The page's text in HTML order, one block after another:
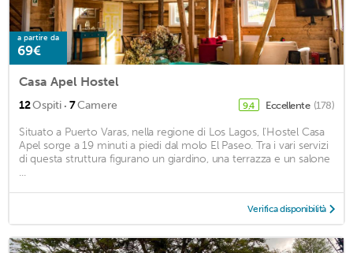
a partire da
69€
Casa Apel Hostel
12Ospiti · 7Camere 9,4 Eccellente (178)
Situato a Puerto Varas, nella regione di Los Lagos, l'Hostel Casa
Apel sorge a 19 minuti a piedi dal molo El Paseo. Tra i vari servizi
di questa struttura figurano un giardino, una terrazza e un salone
...
Verifica disponibilità